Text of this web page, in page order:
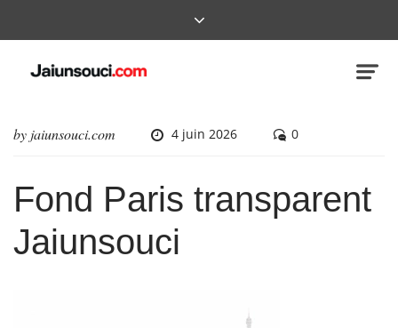
by jaiunsouci.com 4 juin 2026 0
Fond Paris transparent
Jaiunsouci